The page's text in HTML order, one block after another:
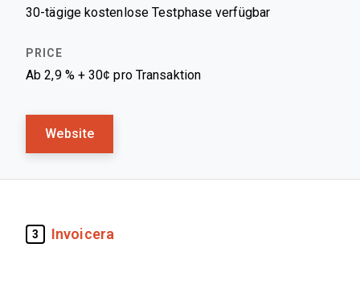
30-tägige kostenlose Testphase verfügbar
Ab 2,9 % + 30¢ pro Transaktion
Website
3 Invoicera